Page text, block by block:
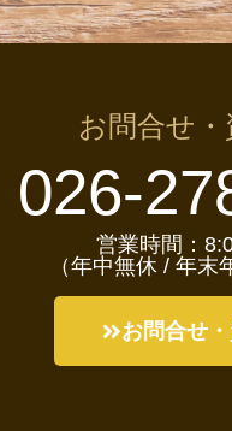
お問合せ
026-
営業時間：
（年中無休 / 年末
お問合せ